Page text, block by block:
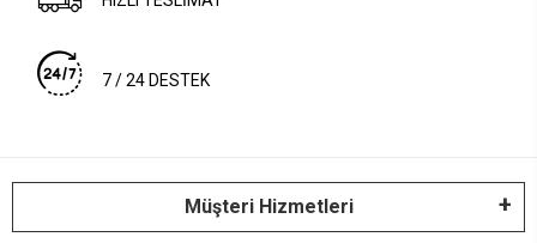
7 / 24 DESTEK
Müşteri Hizmetleri